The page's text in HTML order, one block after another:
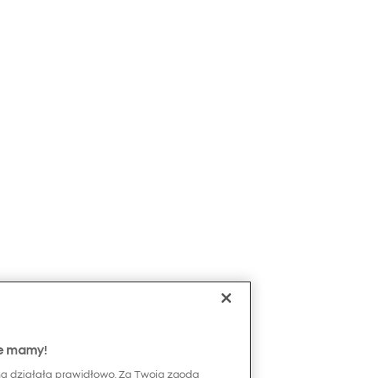
mamy!
działała prawidłowo. Za Twoją zgodą